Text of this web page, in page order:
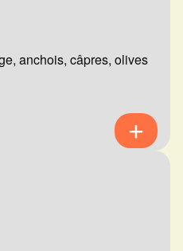
anchois, câpres, olives